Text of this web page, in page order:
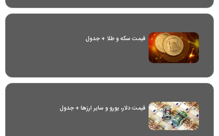
قیمت سکه و طلا + جدول
قیمت دلار، یورو و سایر ارز‌ها + جدول